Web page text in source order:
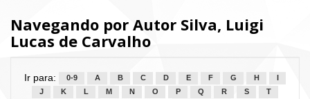
Navegando por Autor Silva, Luigi
Lucas de Carvalho
Ir para: 0-9 A B C D E F G H
J
K L M N O P Q R S
T